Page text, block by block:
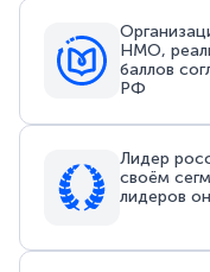
НМО,
баллов
РФ
Лидер
своём
лидеров